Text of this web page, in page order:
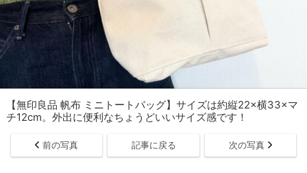
【無印良品 帆布 ミニトートバッグ】サイズは約縦22×横33×マ
チ12cm。外出に便利なちょうどいいサイズ感です！
前の写真 記事に戻る 次の写真